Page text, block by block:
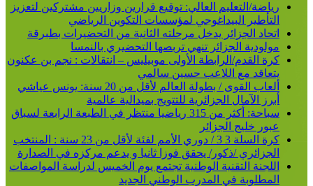
رياضة/التعليم العالي: توقيع قرارين وزاريين مشتركين لتعزيز
التأطير البيداغوجي لمؤسسات التكوين الرياضي
اتحاد الجزائر يدخل مرحلته الثانية من التحضيرات بطبرقة
مولودية الجزائر تنهي تربصها التحضيري بالنمسا
كرة القدم/الرابطة الأولى موبيليس – انتقالات : نجم بن عكنون
يتعاقد مع اللاعب حسين سالمي
ألعاب القوى / بطولة العالم لأقل من 20 سنة: يونس عياشي
أبرز الآمال الجزائرية للتتويج بميدالية عالمية
سباحة: أكثر من 315 رياضيا منتظر في الطبعة الرابعة لسباق
عبور خليج الجزائر
كرة السلة 3 3 / دوري الأمم لفئة لأقل من 23 سنة : المنتخب
الجزائري /ذكور/ يحقق فوزا ثانيا و يدعم مركزه في الصدارة
اللجنة التقنية الوطنية تجتمع يوم الخميس لدراسة المواصفات
المطلوبة في المدرب الوطني الجديد